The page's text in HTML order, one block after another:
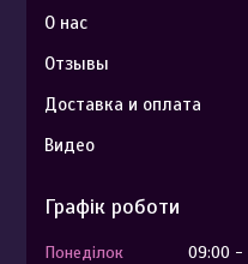
О нас
Отзывы
Доставка и оплата
Видео
Графік роботи
Понеділок 09:00